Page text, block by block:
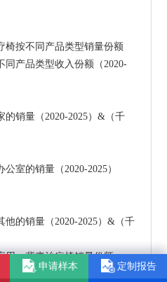
申请样本 定制报告